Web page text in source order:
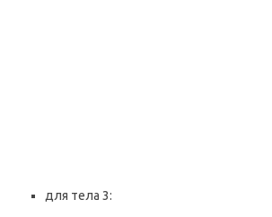
для тела 3: